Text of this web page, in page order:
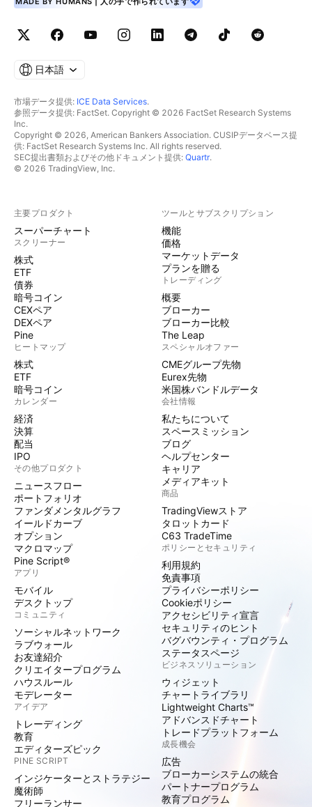
日本語
市場データ提供: ICE Data Services.
参照データ提供: FactSet. Copyright © 2026 FactSet Research Systems
Inc.
Copyright © 2026, American Bankers Association. CUSIPデータベース提
供: FactSet Research Systems Inc. All rights reserved.
SEC提出書類およびその他ドキュメント提供: Quartr.
© 2026 TradingView, Inc.
主要プロダクト
スーパーチャート
スクリーナー
株式
ETF
債券
暗号コイン
CEXペア
DEXペア
Pine
ヒートマップ
株式
ETF
暗号コイン
カレンダー
経済
決算
配当
IPO
その他プロダクト
ニュースフロー
ポートフォリオ
ファンダメンタルグラフ
イールドカーブ
オプション
マクロマップ
Pine Script®
アプリ
モバイル
デスクトップ
コミュニティ
ソーシャルネットワーク
ラブウォール
お友達紹介
クリエイタープログラム
ハウスルール
モデレーター
アイデア
トレーディング
教育
エディターズピック
PINE SCRIPT
インジケーターとストラテジー
魔術師
フリーランサー
ツールとサブスクリプション
機能
価格
マーケットデータ
プランを贈る
トレーディング
概要
ブローカー
ブローカー比較
The Leap
スペシャルオファー
CMEグループ先物
Eurex先物
米国株バンドルデータ
会社情報
私たちについて
スペースミッション
ブログ
ヘルプセンター
キャリア
メディアキット
商品
TradingViewストア
タロットカード
C63 TradeTime
ポリシーとセキュリティ
利用規約
免責事項
プライバシーポリシー
Cookieポリシー
アクセシビリティ宣言
セキュリティのヒント
バグバウンティ・プログラム
ステータスページ
ビジネスソリューション
ウィジェット
チャートライブラリ
Lightweight Charts™
アドバンスドチャート
トレードプラットフォーム
成長機会
広告
ブローカーシステムの統合
パートナープログラム
教育プログラム